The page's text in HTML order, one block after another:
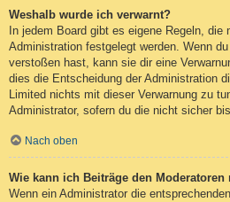
Weshalb wurde ich verwarnt?
In jedem Board gibt es eigene Regeln, die
Administration festgelegt werden. Wenn
verstoßen hast, kann sie dir eine
dies die Entscheidung der Administration
Limited nichts mit dieser Verwarnung zu
Administrator, sofern du die nicht sicher
Nach oben
Wie kann ich Beiträge den Moderatoren
Wenn ein Administrator die